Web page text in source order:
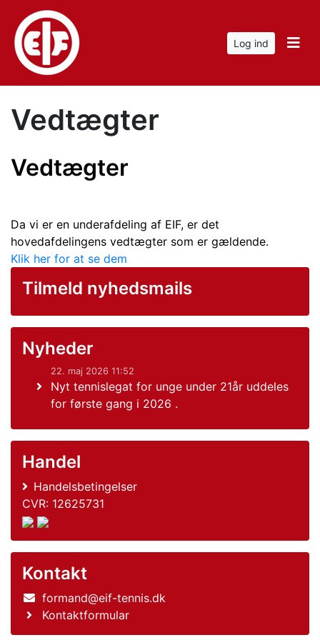
Log ind
Vedtægter
Vedtægter
Da vi er en underafdeling af EIF, er det
hovedafdelingens vedtægter som er gældende.
Klik her for at se dem
Tilmeld nyhedsmails
Nyheder
22. maj 2026 11:52
Nyt tennislegat for unge under 21år uddeles
for første gang i 2026 .
Handel
Handelsbetingelser
CVR: 12625731
Kontakt
formand@eif-tennis.dk
Kontaktformular